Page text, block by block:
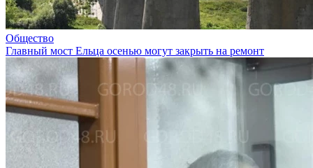
Общество
Главный мост Ельца осенью могут закрыть на ремонт